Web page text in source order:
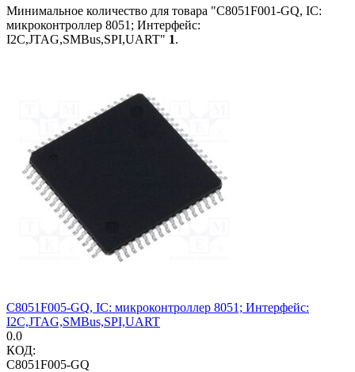
Минимальное количество для товара "C8051F001-GQ, IC:
микроконтроллер 8051; Интерфейс:
I2C,JTAG,SMBus,SPI,UART" 1.
C8051F005-GQ, IC: микроконтроллер 8051; Интерфейс:
I2C,JTAG,SMBus,SPI,UART
0.0
КОД:
C8051F005-GQ